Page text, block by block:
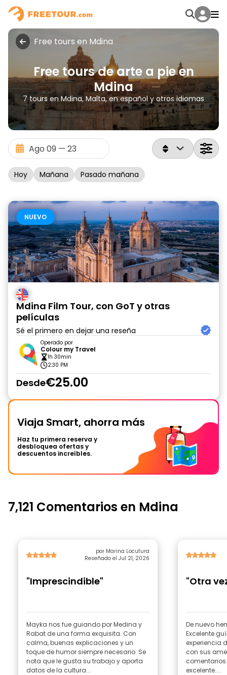
Free tours en Mdina
Free tours de arte a pie en
Mdina
7 tours en Mdina, Malta, en español y otros idiomas
Hoy Mañana Pasado mañana
NUEVO
Mdina Film Tour, con GoT y otras
películas
Sé el primero en dejar una reseña
Operado por
Colour my Travel
1h 30min
2:30 PM
Desde€25.00
Viaja Smart, ahorra más
Haz tu primera reserva y
desbloquea ofertas y
descuentos increíbles.
7,121 Comentarios en Mdina
por Marina Locutura
Reseñado el Jul 21, 2026
"Imprescindible"
Mayka nos fue guiando por Medina y
Rabat de una forma exquisita. Con
calma, buenas explicaciones y un
toque de humor siempre necesario. Se
nota que le gusta su trabajo y aporta
datos de la cultura...
"Otra
De nuevo
Excelente
experiencia
con sus
comentarios. Por segunda vez
excelente....